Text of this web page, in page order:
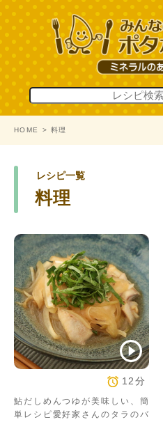
HOME 料理
レシピ一覧
料理
12分
鮎だしめんつゆが美味しい、簡
単レシピ愛好家さんのタラのバ